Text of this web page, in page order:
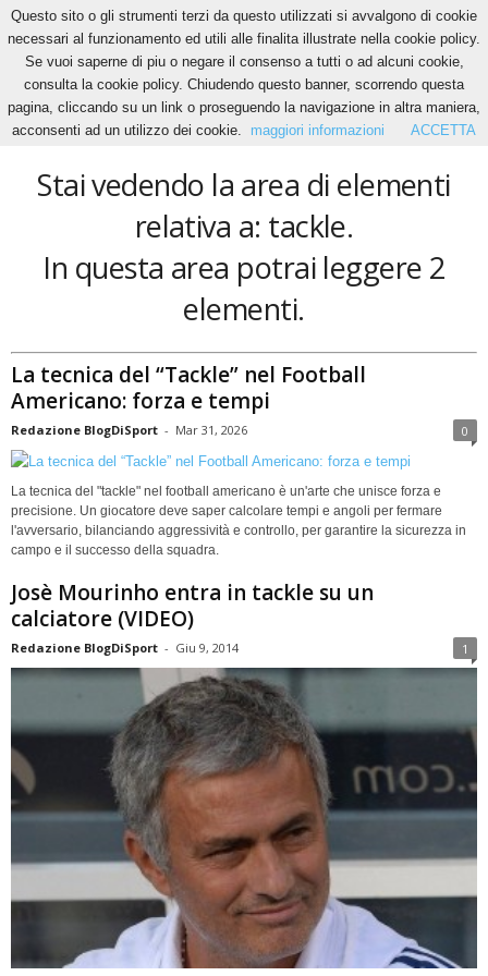
Home Tags Tackle
tackle
Stai vedendo la area di elementi
relativa a: tackle.
In questa area potrai leggere 2
elementi.
La tecnica del “Tackle” nel Football
Americano: forza e tempi
Redazione BlogDiSport - Mar 31, 2026 0
La tecnica del "tackle" nel football americano è un'arte che unisce forza e
precisione. Un giocatore deve saper calcolare tempi e angoli per fermare
l'avversario, bilanciando aggressività e controllo, per garantire la sicurezza in
campo e il successo della squadra.
Josè Mourinho entra in tackle su un
calciatore (VIDEO)
Redazione BlogDiSport - Giu 9, 2014 1
Questo sito o gli strumenti terzi da questo utilizzati si avvalgono di cookie
necessari al funzionamento ed utili alle finalita illustrate nella cookie policy.
Se vuoi saperne di piu o negare il consenso a tutti o ad alcuni cookie,
consulta la cookie policy. Chiudendo questo banner, scorrendo questa
pagina, cliccando su un link o proseguendo la navigazione in altra maniera,
acconsenti ad un utilizzo dei cookie.
maggiori informazioni ACCETTA